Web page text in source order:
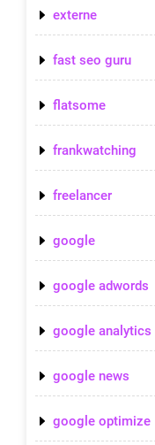
externe
fast seo guru
flatsome
frankwatching
freelancer
google
google adwords
google analytics
google news
google optimize